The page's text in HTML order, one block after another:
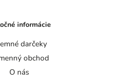
informácie
darčeky
obchod
O nás